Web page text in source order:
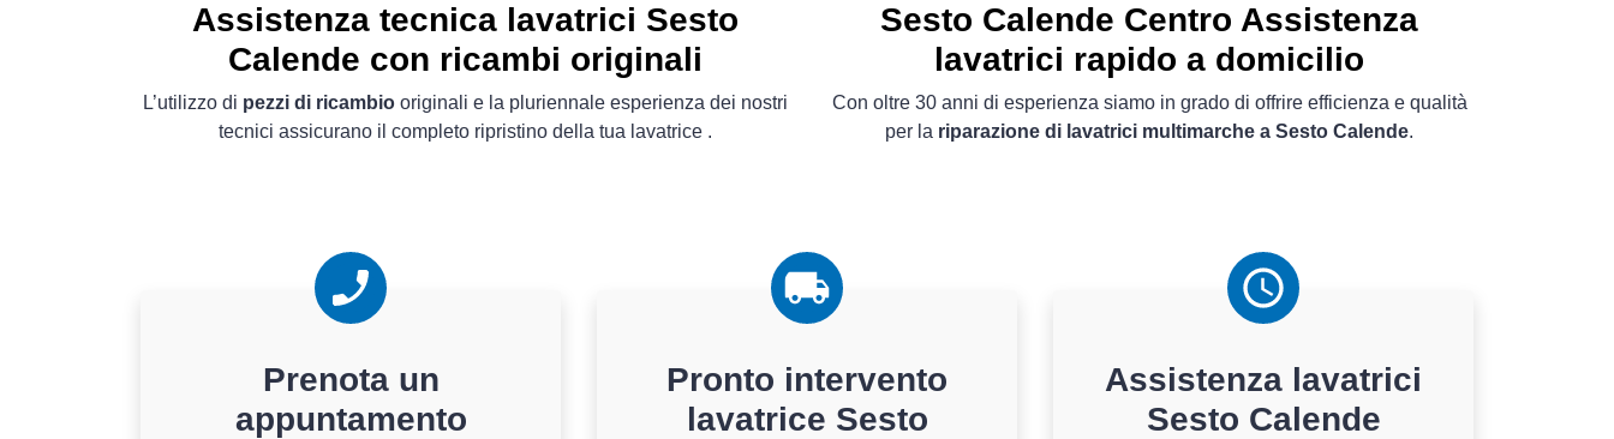
Assistenza tecnica lavatrici Sesto
Calende con ricambi originali
L’utilizzo di pezzi di ricambio originali e la pluriennale esperienza dei nostri
tecnici assicurano il completo ripristino della tua lavatrice .
Sesto Calende Centro Assistenza
lavatrici rapido a domicilio
Con oltre 30 anni di esperienza siamo in grado di offrire efficienza e qualità
per la riparazione di lavatrici multimarche a Sesto Calende.
Prenota un
appuntamento
Pronto intervento
lavatrice Sesto
Assistenza lavatrici
Sesto Calende